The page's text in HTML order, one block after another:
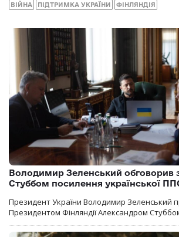
ВІЙНА ПІДТРИМКА УКРАЇНИ ФІНЛЯНДІЯ
Володимир Зеленський обговорив
Стуббом посилення української
Президент України Володимир Зеленський
Президентом Фінляндії Александром